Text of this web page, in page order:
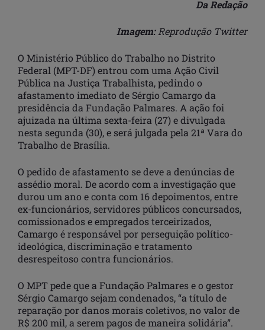
Da Redação
Imagem:Reprodução Twitter
O Ministério Público do Trabalho no Distrito
Federal (MPT-DF) entrou com uma Ação Civil
Pública na Justiça Trabalhista, pedindo o
afastamento imediato de Sérgio Camargo da
presidência da Fundação Palmares. A ação foi
ajuizada na última sexta-feira (27) e divulgada
nesta segunda (30), e será julgada pela 21ª Vara do
Trabalho de Brasília.
O pedido de afastamento se deve a denúncias de
assédio moral. De acordo com a investigação que
durou um ano e conta com 16 depoimentos, entre
ex-funcionários, servidores públicos concursados,
comissionados e empregados terceirizados,
Camargo é responsável por perseguição político-
ideológica, discriminação e tratamento
desrespeitoso contra funcionários.
O MPT pede que a Fundação Palmares e o gestor
Sérgio Camargo sejam condenados, “a título de
reparação por danos morais coletivos, no valor de
R$ 200 mil, a serem pagos de maneira solidária”.